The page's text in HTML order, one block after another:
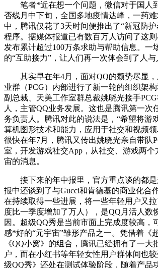
笔者*近在想一个问题，微信对于国人
否线月中下旬，全国多地疫情达峰，一药
中，腾讯仅花了3天时间便推出了“新冠防
程序。据媒体报道已有数百万人访问了这
发布累计超过100万条求助与帮助信息。一
的“互助接力”，让人们再一次体会到了人与
其实早在年4月，面对QQ的颓势尽显，
业群（PCG）内部进行了新一轮的组织架
副总裁、天美工作室群总裁姚晓光接手
人，主管QQ业务发展。这也是腾讯第一次
务负责人。腾讯对此的说法是，“希望将游
算机图形技术和能力，应用于社交和视频领
很快在年7月，腾讯又传出姚晓光亲自带队
室，开发游戏社交App，从社交、游戏两个
宙的消息。
接下来的年中报里，官方重点谈的都是
报中还谈到了与Gucci和肯德基的商业化合
在持续取得一些进展，将一些年轻用户又
度比一季度增加了万人），是QQ月活人数
因。超级QQ秀是当前市面上完成度较高，
感*好的“元宇宙”雏形产品之一。凭借着《
《QQ小窝》的组合，腾讯已经拥有了一大
户，而在小红书等年轻女性用户群体间也
级QQ秀》还处在测试体验阶段，随着产品